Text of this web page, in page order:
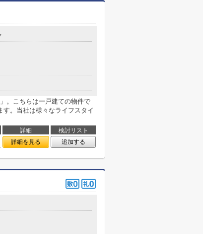
。こちらは一戸建ての物件で
。当社は様々なライフスタイ
詳細
検討リスト
詳細を見る 追加する